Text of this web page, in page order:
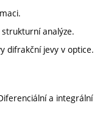
analýze.
difrakční jevy v optice.
a integrální